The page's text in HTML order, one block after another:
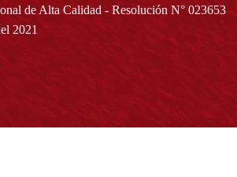
de Alta Calidad - Resolución N° 023653
2021